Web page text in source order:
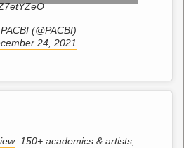
(@PACBI)
24, 2021
: 150+ academics & artists,